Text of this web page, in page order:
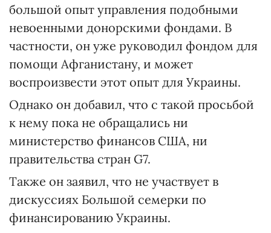
большой опыт управления подобными
невоенными донорскими фондами. В
частности, он уже руководил фондом для
помощи Афганистану, и может
воспроизвести этот опыт для Украины.
Однако он добавил, что с такой просьбой
к нему пока не обращались ни
министерство финансов США, ни
правительства стран G7.
Также он заявил, что не участвует в
дискуссиях Большой семерки по
финансированию Украины.